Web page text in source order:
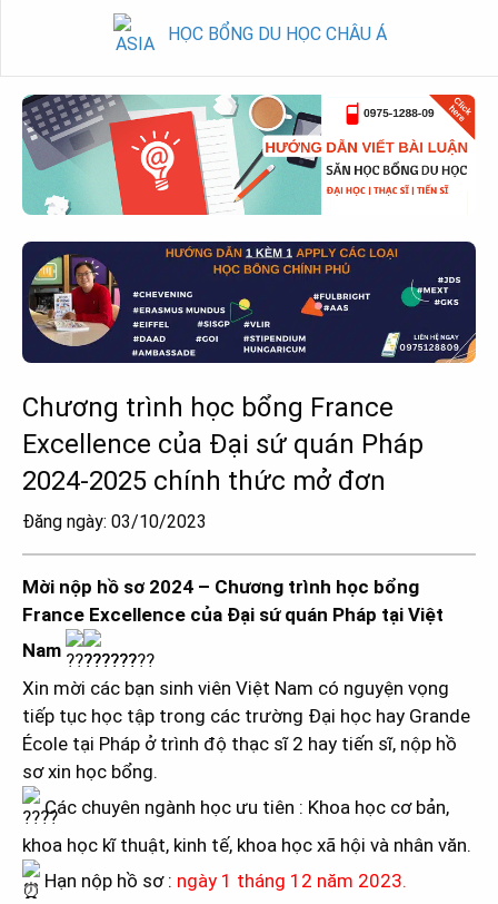
HỌC BỔNG DU HỌC CHÂU Á
Chương trình học bổng France
Excellence của Đại sứ quán Pháp
2024-2025 chính thức mở đơn
Đăng ngày: 03/10/2023
Mời nộp hồ sơ 2024 – Chương trình học bổng
France Excellence của Đại sứ quán Pháp tại Việt
Nam
Xin mời các bạn sinh viên Việt Nam có nguyện vọng
tiếp tục học tập trong các trường Đại học hay Grande
École tại Pháp ở trình độ thạc sĩ 2 hay tiến sĩ, nộp hồ
sơ xin học bổng.
Các chuyên ngành học ưu tiên : Khoa học cơ bản,
khoa học kĩ thuật, kinh tế, khoa học xã hội và nhân văn.
Hạn nộp hồ sơ : ngày 1 tháng 12 năm 2023.